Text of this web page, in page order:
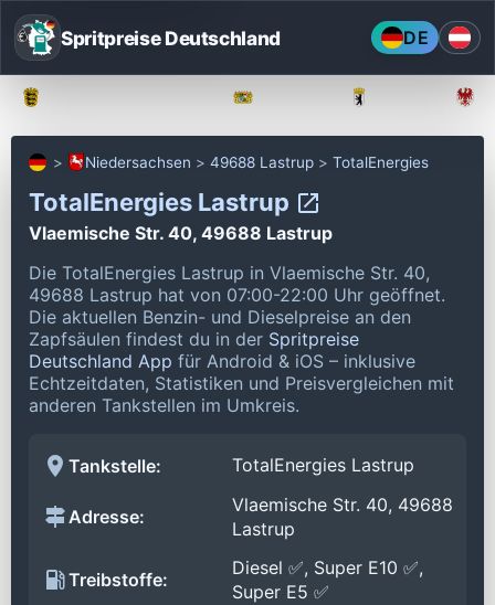
Spritpreise Deutschland DE
Niedersachsen 49688 Lastrup TotalEnergies
TotalEnergies Lastrup
Vlaemische Str. 40, 49688 Lastrup
Die TotalEnergies Lastrup in Vlaemische Str. 40,
49688 Lastrup hat von 07:00-22:00 Uhr geöffnet.
Die aktuellen Benzin- und Dieselpreise an den
Zapfsäulen findest du in der Spritpreise
Deutschland App für Android & iOS – inklusive
Echtzeitdaten, Statistiken und Preisvergleichen mit
anderen Tankstellen im Umkreis.
Tankstelle: TotalEnergies Lastrup
Adresse:
Vlaemische Str. 40, 49688
Lastrup
Treibstoffe:
Diesel ✅, Super E10 ✅,
Super E5 ✅